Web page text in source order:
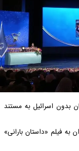
بدون اسرائیل به مستند
فیلم «داستان بارانی»